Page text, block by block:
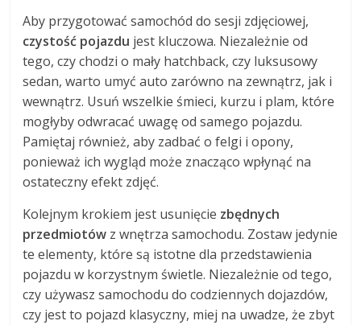
Aby przygotować samochód do sesji zdjęciowej,
czystość pojazdu jest kluczowa. Niezależnie od
tego, czy chodzi o mały hatchback, czy luksusowy
sedan, warto umyć auto zarówno na zewnątrz, jak i
wewnątrz. Usuń wszelkie śmieci, kurzu i plam, które
mogłyby odwracać uwagę od samego pojazdu.
Pamiętaj również, aby zadbać o felgi i opony,
ponieważ ich wygląd może znacząco wpłynąć na
ostateczny efekt zdjęć.
Kolejnym krokiem jest usunięcie zbędnych
przedmiotów z wnętrza samochodu. Zostaw jedynie
te elementy, które są istotne dla przedstawienia
pojazdu w korzystnym świetle. Niezależnie od tego,
czy używasz samochodu do codziennych dojazdów,
czy jest to pojazd klasyczny, miej na uwadze, że zbyt